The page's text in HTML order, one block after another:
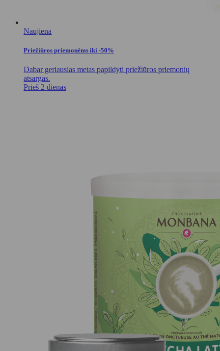
Naujiena
Priežiūros priemonėms iki -50%
Dabar geriausias metas papildyti priežiūros priemonių
atsargas.
Prieš 2 dienas